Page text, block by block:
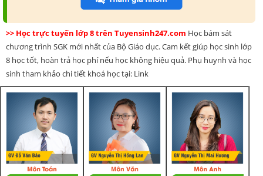
>> Học trực tuyến lớp 8 trên Tuyensinh247.com Học bám sát
chương trình SGK mới nhất của Bộ Giáo dục. Cam kết giúp học sinh lớp
8 học tốt, hoàn trả học phí nếu học không hiệu quả. Phụ huynh và học
sinh tham khảo chi tiết khoá học tại: Link